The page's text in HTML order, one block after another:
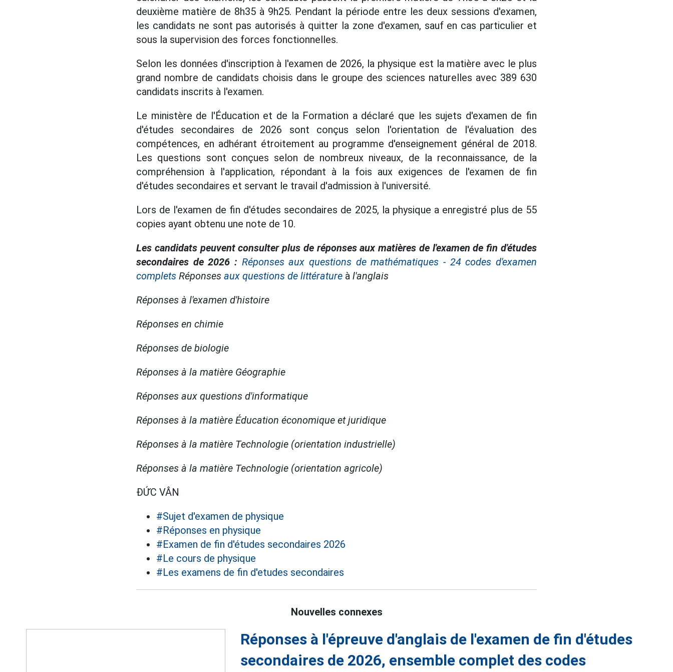
deuxième matière de 8h35 à 9h25. Pendant la période entre les deux sessions d'examen,
les candidats ne sont pas autorisés à quitter la zone d'examen, sauf en cas particulier et
sous la supervision des forces fonctionnelles.
Selon les données d'inscription à l'examen de 2026, la physique est la matière avec le plus
grand nombre de candidats choisis dans le groupe des sciences naturelles avec 389 630
candidats inscrits à l'examen.
Le ministère de l'Éducation et de la Formation a déclaré que les sujets d'examen de fin
d'études secondaires de 2026 sont conçus selon l'orientation de l'évaluation des
compétences, en adhérant étroitement au programme d'enseignement général de 2018.
Les questions sont conçues selon de nombreux niveaux, de la reconnaissance, de la
compréhension à l'application, répondant à la fois aux exigences de l'examen de fin
d'études secondaires et servant le travail d'admission à l'université.
Lors de l'examen de fin d'études secondaires de 2025, la physique a enregistré plus de 55
copies ayant obtenu une note de 10.
Les candidats peuvent consulter plus de réponses aux matières de l'examen de fin d'études
secondaires de 2026 : Réponses aux questions de mathématiques - 24 codes d'examen
complets Réponses aux questions de littérature à l'anglais
Réponses à l'examen d'histoire
Réponses en chimie
Réponses de biologie
Réponses à la matière Géographie
Réponses aux questions d'informatique
Réponses à la matière Éducation économique et juridique
Réponses à la matière Technologie (orientation industrielle)
Réponses à la matière Technologie (orientation agricole)
ĐỨC VÂN
#Sujet d'examen de physique
#Réponses en physique
#Examen de fin d'études secondaires 2026
#Le cours de physique
#Les examens de fin d'etudes secondaires
Nouvelles connexes
Réponses à l'épreuve d'anglais de l'examen de fin d'études
secondaires de 2026, ensemble complet des codes